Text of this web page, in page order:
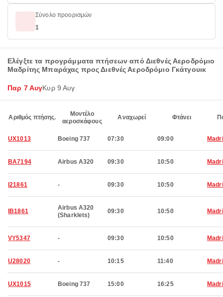
Σύνολο προορισμών
1
Ελέγξτε τα προγράμματα πτήσεων από Διεθνές Αεροδρόμιο
Μαδρίτης Μπαράχας προς Διεθνές Αεροδρόμιο Γκάτγουικ
Παρ 7 ΑυγΚυρ 9 Αυγ
Αριθμός πτήσης.
Μοντέλο
αεροσκάφους
Αναχωρεί Φτάνει
UX1013 Boeing 737 07:30 09:00
BA7194 Airbus A320 09:30 10:50
I21861 - 09:30 10:50
IB1861
Airbus A320
(Sharklets)
09:30 10:50
VY5347 - 09:30 10:50
U28020 - 10:15 11:40
UX1015 Boeing 737 15:00 16:25